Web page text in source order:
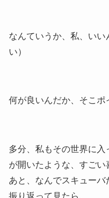
なんていうか、私、いい
い）
何が良いんだか、そこポ
多分、私もその世界に
が開いたような、すごい
あと、なんでスキューバ